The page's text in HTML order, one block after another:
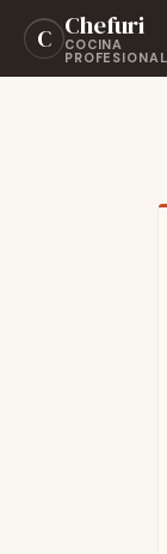
C Chefuri
COCINA
PROFESIONAL